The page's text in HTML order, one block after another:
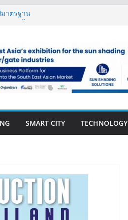
าตรฐาน
in
ร้างและ
เดินหน้า
SMART CITY TECHNOLOGY
: VOL.33
Jun 2026)